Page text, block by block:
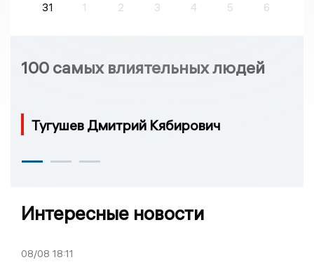
31
1 2 3 4 5 6
100 самых влиятельных людей
Тугушев Дмитрий Кябирович
Интересные новости
08/08 18:11